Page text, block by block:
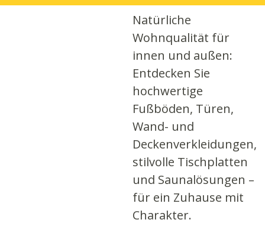
Natürliche
Wohnqualität für
innen und außen:
Entdecken Sie
hochwertige
Fußböden, Türen,
Wand- und
Deckenverkleidungen,
stilvolle Tischplatten
und Saunalösungen –
für ein Zuhause mit
Charakter.